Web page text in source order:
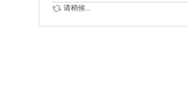
请稍候...